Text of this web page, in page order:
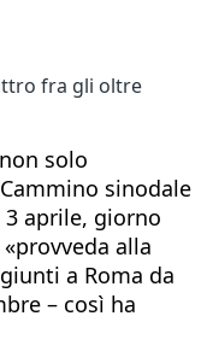
fra gli oltre
solo
sinodale
3 aprile, giorno
alla
a Roma da
– così ha